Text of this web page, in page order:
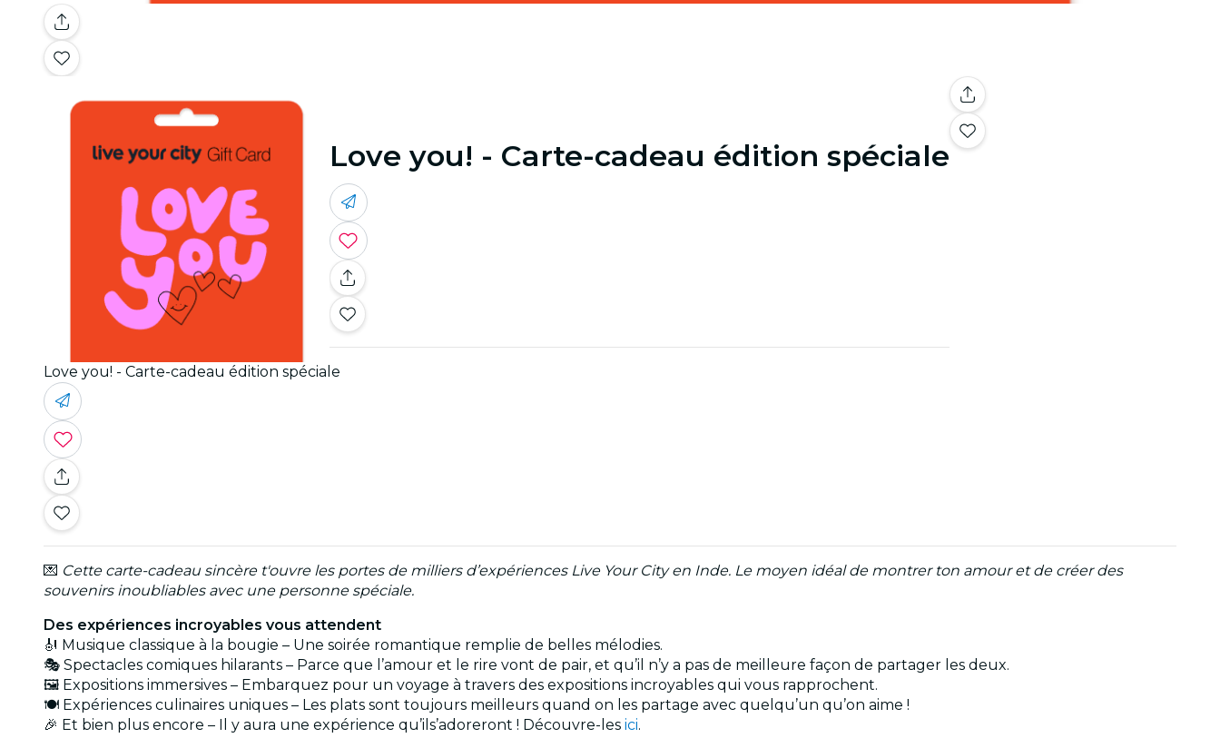
Love you! - Carte-cadeau édition spéciale
Love you! - Carte-cadeau édition spéciale
💌 Cette carte-cadeau sincère t'ouvre les portes de milliers d’expériences Live Your City en Inde. Le moyen idéal de montrer ton amour et de créer des
souvenirs inoubliables avec une personne spéciale.
Des expériences incroyables vous attendent
🎻 Musique classique à la bougie – Une soirée romantique remplie de belles mélodies.
🎭 Spectacles comiques hilarants – Parce que l’amour et le rire vont de pair, et qu’il n’y a pas de meilleure façon de partager les deux.
🖼️ Expositions immersives – Embarquez pour un voyage à travers des expositions incroyables qui vous rapprochent.
🍽️ Expériences culinaires uniques – Les plats sont toujours meilleurs quand on les partage avec quelqu’un qu’on aime !
🎉 Et bien plus encore – Il y aura une expérience qu’ils’adoreront ! Découvre-les ici.